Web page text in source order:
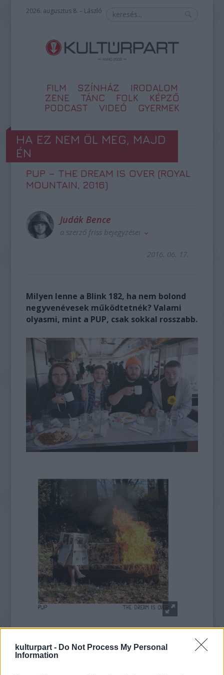
kulturpart - Do Not Process My Personal
Information
2026. augusztus 8. – László
FILM SZÍNHÁZ
IRODALOM
ZENE
TÁNC FOLK
KÉPZŐ
PODCAST
VIDEÓ GYERMEK
HA EZ NEM ÖL MEG, MAJD
ÉN
PUP – THE DREAM IS OVER (ROYAL
MOUNTAIN, 2016)
Judák Bence
a szerző friss bejegyzései
2016. 06. 17.
Milyen lenne a Blink 182, ha nem bolond
negyvenévesek működtetnék? Valami
olyasmi, mint a PUP, csak sokkal rosszabb.
áramvonalasított punkzenét játszik ami, míg
a szintén kanadai Japandroids szundikál, jól is